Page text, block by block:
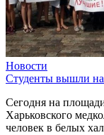
Новости
Студенты вышли
Сегодня на
Харьковского
человек в белых